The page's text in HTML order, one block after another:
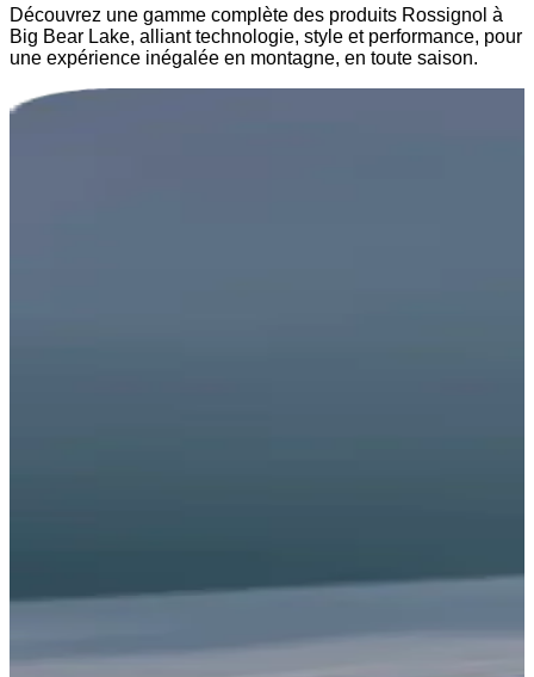
Découvrez une gamme complète des produits Rossignol à
Big Bear Lake, alliant technologie, style et performance, pour
une expérience inégalée en montagne, en toute saison.